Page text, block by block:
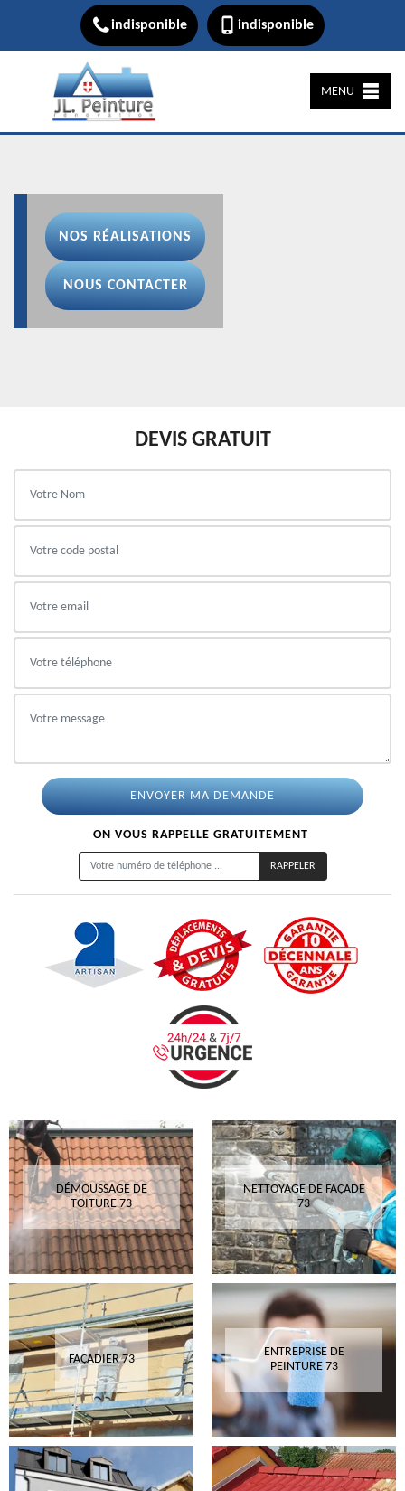
indisponible indisponible
MENU
NOS RÉALISATIONS
NOUS CONTACTER
DEVIS GRATUIT
ON VOUS RAPPELLE GRATUITEMENT
DÉMOUSSAGE DE
TOITURE 73
NETTOYAGE DE FAÇADE
73
FAÇADIER 73
ENTREPRISE DE
PEINTURE 73